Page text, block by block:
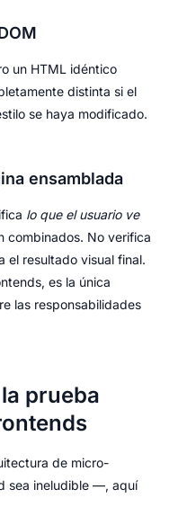
un HTML idéntico
distinta si el
se haya modificado.
ensamblada
lo que el usuario ve
combinados. No verifica
el resultado visual final.
es la única
las responsabilidades
prueba
de micro-
sea ineludible —, aquí